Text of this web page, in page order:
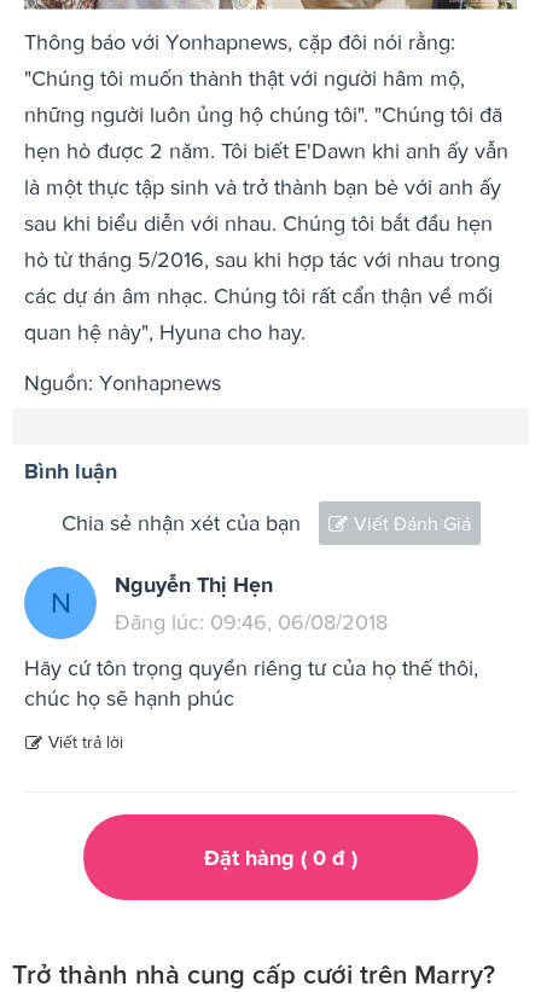
Thông báo với Yonhapnews, cặp đôi nói rằng:
"Chúng tôi muốn thành thật với người hâm mộ,
những người luôn ủng hộ chúng tôi". "Chúng tôi đã
hẹn hò được 2 năm. Tôi biết E'Dawn khi anh ấy vẫn
là một thực tập sinh và trở thành bạn bè với anh ấy
sau khi biểu diễn với nhau. Chúng tôi bắt đầu hẹn
hò từ tháng 5/2016, sau khi hợp tác với nhau trong
các dự án âm nhạc. Chúng tôi rất cẩn thận về mối
quan hệ này", Hyuna cho hay.
Nguồn: Yonhapnews
Bình luận
Chia sẻ nhận xét của bạn Viết Đánh Giá
N
Nguyễn Thị Hẹn
Đăng lúc: 09:46, 06/08/2018
Hãy cứ tôn trọng quyền riêng tư của họ thế thôi,
chúc họ sẽ hạnh phúc
Viết trả lời
Đặt hàng ( 0đ )
Trở thành nhà cung cấp cưới trên Marry?